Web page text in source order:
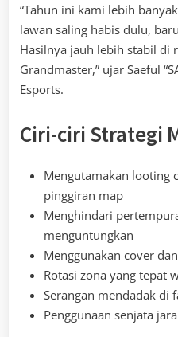
“Tahun ini kami lebih
lawan saling habis dulu,
Hasilnya jauh lebih stabil di
Grandmaster,” ujar Saeful
Esports.
Ciri-ciri Strategi
Mengutamakan looting
pinggiran map
Menghindari
menguntungkan
Menggunakan cover
Rotasi zona yang tepat
Serangan mendadak di
Penggunaan senjata